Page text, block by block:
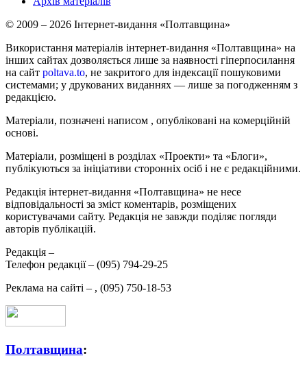
© 2009 – 2026 Інтернет-видання «Полтавщина»
Використання матеріалів інтернет-видання «Полтавщина» на
інших сайтах дозволяється лише за наявності гіперпосилання
на сайт poltava.to, не закритого для індексації пошуковими
системами; у друкованих виданнях — лише за погодженням з
редакцією.
Матеріали, позначені написом , опубліковані на комерційній
основі.
Матеріали, розміщені в розділах «Проекти» та «Блоги»,
публікуються за ініціативи сторонніх осіб і не є редакційними.
Редакція інтернет-видання «Полтавщина» не несе
відповідальності за зміст коментарів, розміщених
користувачами сайту. Редакція не завжди поділяє погляди
авторів публікацій.
Редакція –
Телефон редакції – (095) 794-29-25
Реклама на сайті – , (095) 750-18-53
Полтавщина: